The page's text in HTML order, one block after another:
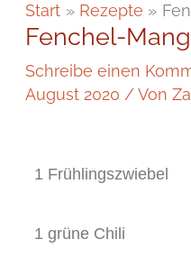
Start Rezepte
Fenchel-
Schreibe einen
August 2020/ Von
1 Frühlingszwiebel
1 grüne Chili